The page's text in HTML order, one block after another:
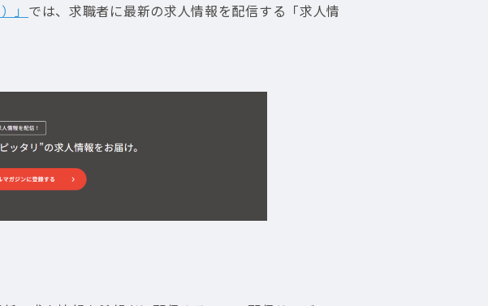
」 では、求職者に最新の求人情報を配信する「求人情